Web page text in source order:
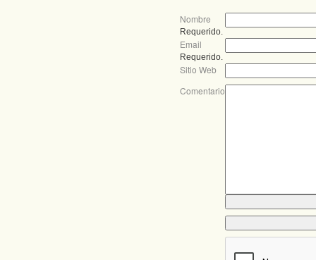
Nombre
Requerido.
Email
Requerido.
Sitio Web
Comentario